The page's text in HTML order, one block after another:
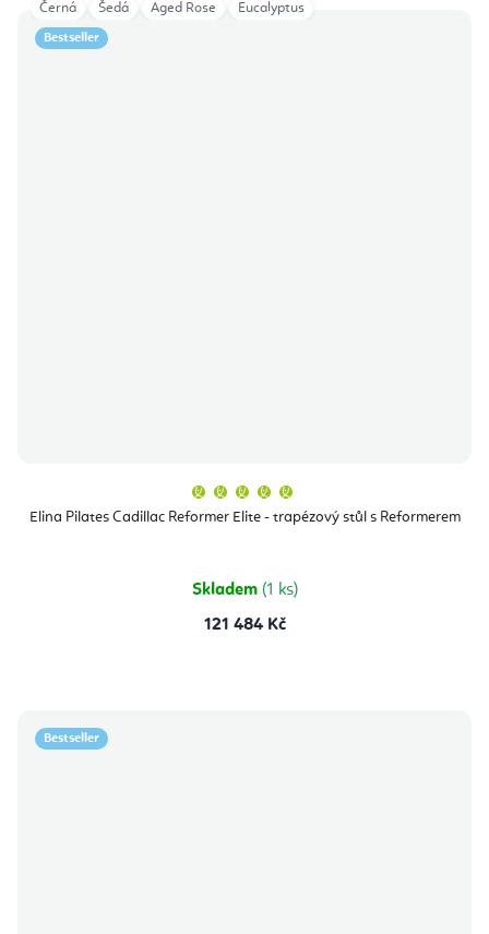
Bestseller
Elina Pilates Cadillac Reformer Elite - trapézový stůl s Reformerem
produktu
je
Skladem (1 ks)
121 484 Kč
Černá Šedá Aged Rose Eucalyptus
Bestseller